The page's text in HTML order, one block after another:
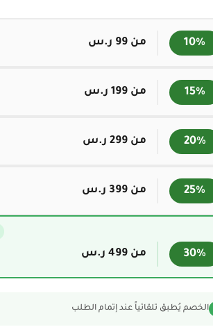
من ⁦99⁩ ر.س
من ⁦199⁩ ر.س
من ⁦299⁩ ر.س
من ⁦399⁩ ر.س
من ⁦499⁩ ر.س
الخصم يُطبق تلقائياً عند إتمام الطلب